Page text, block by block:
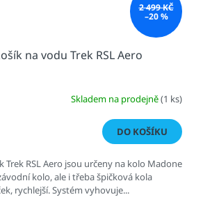
2 499 KČ
–20 %
na vodu Trek RSL Aero
Skladem na prodejně(1 ks)
DO KOŠÍKU
Trek RSL Aero jsou určeny na kolo Madone
kolo, ale i třeba špičková kola
rychlejší. Systém vyhovuje...